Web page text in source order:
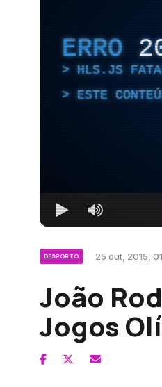
ERRO
HLS.JS
ESTE
DESPORTO 25 out, 2015,
João
Jogos